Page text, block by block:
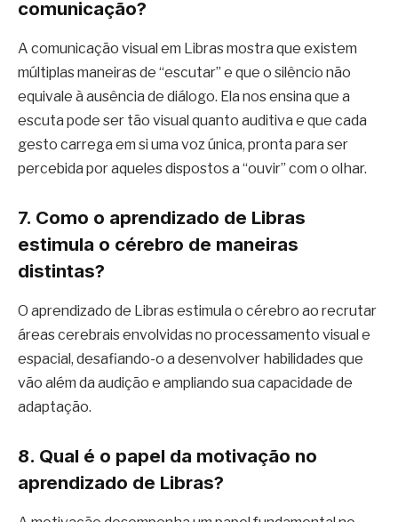
comunicação?
A comunicação visual em Libras mostra que existem
múltiplas maneiras de “escutar” e que o silêncio não
equivale à ausência de diálogo. Ela nos ensina que a
escuta pode ser tão visual quanto auditiva e que cada
gesto carrega em si uma voz única, pronta para ser
percebida por aqueles dispostos a “ouvir” com o olhar.
7. Como o aprendizado de Libras
estimula o cérebro de maneiras
distintas?
O aprendizado de Libras estimula o cérebro ao recrutar
áreas cerebrais envolvidas no processamento visual e
espacial, desafiando-o a desenvolver habilidades que
vão além da audição e ampliando sua capacidade de
adaptação.
8. Qual é o papel da motivação no
aprendizado de Libras?